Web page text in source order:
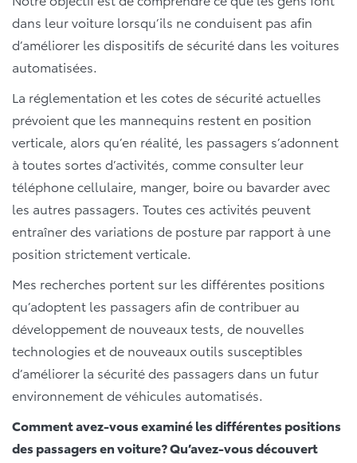
dans leur voiture lorsqu’ils ne conduisent pas afin
d’améliorer les dispositifs de sécurité dans les voitures
automatisées.
La réglementation et les cotes de sécurité actuelles
prévoient que les mannequins restent en position
verticale, alors qu’en réalité, les passagers s’adonnent
à toutes sortes d’activités, comme consulter leur
téléphone cellulaire, manger, boire ou bavarder avec
les autres passagers. Toutes ces activités peuvent
entraîner des variations de posture par rapport à une
position strictement verticale.
Mes recherches portent sur les différentes positions
qu’adoptent les passagers afin de contribuer au
développement de nouveaux tests, de nouvelles
technologies et de nouveaux outils susceptibles
d’améliorer la sécurité des passagers dans un futur
environnement de véhicules automatisés.
Comment avez-vous examiné les différentes positions
des passagers en voiture? Qu’avez-vous découvert